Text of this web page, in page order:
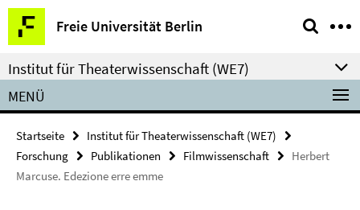
Springe
direkt
zu
Inhalt
Freie Universität Berlin
Service-
Navigation
Institut für Theaterwissenschaft (WE7)
MENÜ
Startseite
Institut für Theaterwissenschaft (WE7)
Forschung
Publikationen Filmwissenschaft
Herbert
Marcuse. Edezione erre emme